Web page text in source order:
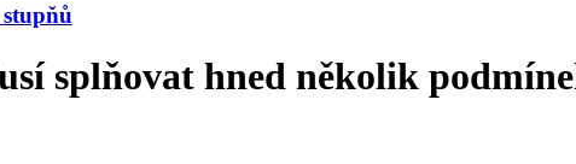
splňovat hned několik